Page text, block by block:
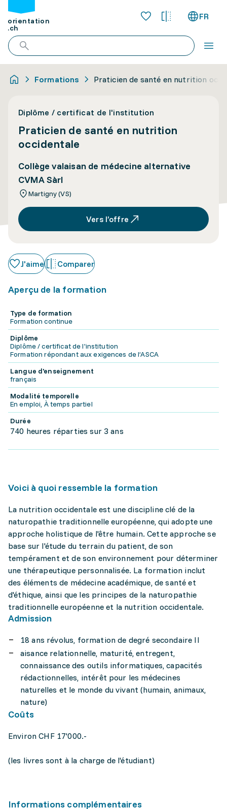
orientation
.ch
FR
Formations Praticien de santé en nutrition
Diplôme / certificat de l'institution
Praticien de santé en nutrition
occidentale
Collège valaisan de médecine alternative
CVMA Sàrl
Martigny (VS)
Vers l’offre
J'aime Comparer
Aperçu de la formation
Type de formation
Formation continue
Diplôme
Diplôme / certificat de l'institution
Formation répondant aux exigences de l’ASCA
Langue d'enseignement
français
Modalité temporelle
En emploi, À temps partiel
Durée
740 heures réparties sur 3 ans
Voici à quoi ressemble la formation
La nutrition occidentale est une discipline clé de la
naturopathie traditionnelle européenne, qui adopte une
approche holistique de l'être humain. Cette approche se
base sur l'étude du terrain du patient, de son
tempérament et de son environnement pour déterminer
une thérapeutique personnalisée. La formation inclut
des éléments de médecine académique, de santé et
d'éthique, ainsi que les principes de la naturopathie
traditionnelle européenne et la nutrition occidentale.
Admission
18 ans révolus, formation de degré secondaire II
aisance relationnelle, maturité, entregent,
connaissance des outils informatiques, capacités
rédactionnelles, intérêt pour les médecines
naturelles et le monde du vivant (humain, animaux,
nature)
Coûts
Environ CHF 17'000.-
(les livres sont à la charge de l'étudiant)
Informations complémentaires